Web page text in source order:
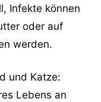
Infekte können
oder auf
werden.
und Katze:
Lebens an